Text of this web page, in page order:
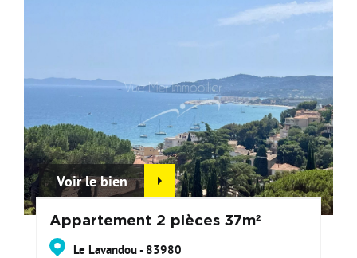
Voir le bien
Appartement 2 pièces 37m²
Le Lavandou - 83980